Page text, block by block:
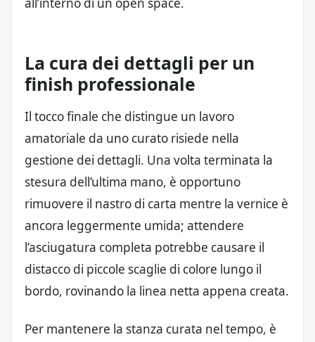
all’interno di un open space.
La cura dei dettagli per un
finish professionale
Il tocco finale che distingue un lavoro
amatoriale da uno curato risiede nella
gestione dei dettagli. Una volta terminata la
stesura dell’ultima mano, è opportuno
rimuovere il nastro di carta mentre la vernice è
ancora leggermente umida; attendere
l’asciugatura completa potrebbe causare il
distacco di piccole scaglie di colore lungo il
bordo, rovinando la linea netta appena creata.
Per mantenere la stanza curata nel tempo, è